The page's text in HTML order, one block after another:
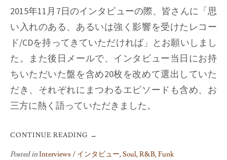
2015年11月7日のインタビューの際、皆さんに「思
い入れのある、あるいは強く影響を受けたレコー
ド/CDを持ってきていただければ」とお願いしまし
た。また後日メールで、インタビュー当日にお持
ちいただいた盤を含め20枚を改めて選出していた
だき、それぞれにまつわるエピソードも含め、お
三方に熱く語っていただきました。
CONTINUE READING →
Posted inInterviews / インタビュー,Soul, R&B, Funk